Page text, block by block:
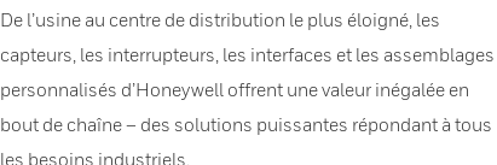
De l’usine au centre de distribution le plus éloigné, les
capteurs, les interrupteurs, les interfaces et les assemblages
personnalisés d’Honeywell offrent une valeur inégalée en
bout de chaîne – des solutions puissantes répondant à tous
les besoins industriels.